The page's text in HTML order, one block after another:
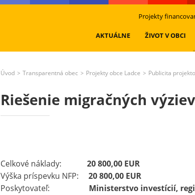
Projekty
AKTUÁLNE ŽIVOT V OBCI
Úvod > Transparentná obec > Projekty obce Ladce > Publicita
Riešenie migračných
Celkové náklady: 20 800,00 EUR
Výška príspevku NFP: 20 800,00 EUR
Poskytovateľ: Ministerstvo investícií,